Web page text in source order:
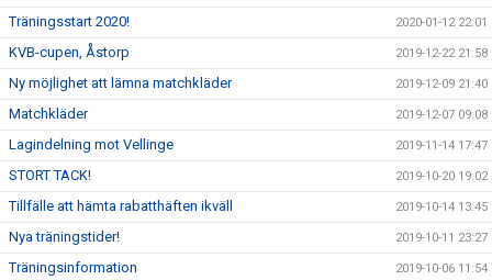
Träningsstart 2020! 2020-01-12 22:01
KVB-cupen, Åstorp 2019-12-22 21:58
Ny möjlighet att lämna matchkläder 2019-12-09 21:40
Matchkläder 2019-12-07 09:08
Lagindelning mot Vellinge 2019-11-14 17:47
STORT TACK! 2019-10-20 19:02
Tillfälle att hämta rabatthäften ikväll 2019-10-14 13:45
Nya träningstider! 2019-10-11 23:27
Träningsinformation 2019-10-06 11:54